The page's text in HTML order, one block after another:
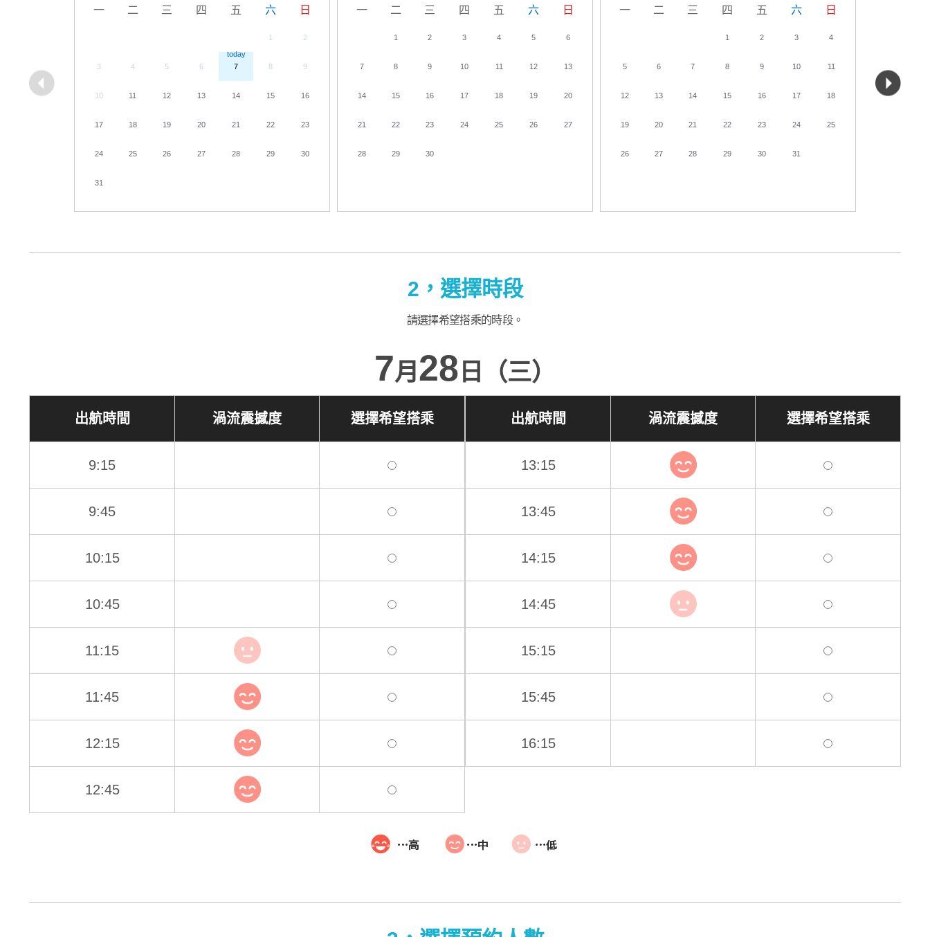
一 二 三 四 五 六 日
1 2
3 4 5 6 7 8 9
10 11 12 13 14 15 16
17 18 19 20 21 22 23
24 25 26 27 28 29 30
31
一 二 三 四 五 六 日
1 2 3 4 5 6
7 8 9 10 11 12 13
14 15 16 17 18 19 20
21 22 23 24 25 26 27
28 29 30
一 二 三 四 五 六 日
1 2 3 4
5 6 7 8 9 10 11
12 13 14 15 16 17 18
19 20 21 22 23 24 25
26 27 28 29 30 31
9
2，選擇時段
請選擇希望搭乘的時段。
7月 28 日（三）
出航時間 渦流震撼度 選擇希望搭乘
9:15
9:45
10:15
10:45
11:15
11:45
12:15
12:45
出航時間 渦流震撼度 選擇希望搭乘
13:15
13:45
14:15
14:45
15:15
15:45
16:15